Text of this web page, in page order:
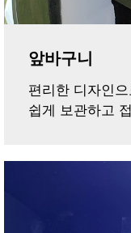
앞바구니
편리한 디자인
쉽게 보관하고